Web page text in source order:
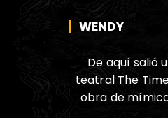
WENDY
De aquí salió
teatral The
obra de